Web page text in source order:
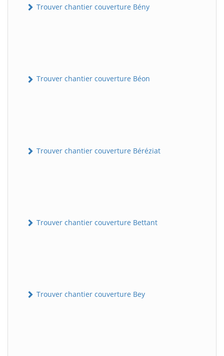
Trouver chantier couverture Bény
Trouver chantier couverture Béon
Trouver chantier couverture Béréziat
Trouver chantier couverture Bettant
Trouver chantier couverture Bey